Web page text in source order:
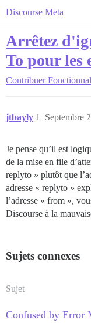
Discourse Meta
Arrêtez
To pour les
Contribuer
jtbayly Septembre
1
Je pense qu’il est
de la mise en file
replyto » plutôt que
adresse « replyto »
l’adresse « from »,
Discourse à la
Sujets connexes
Sujet
Confused by Error